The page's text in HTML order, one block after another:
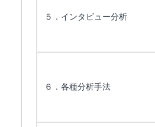
５．インタビュー分析
６．各種分析手法